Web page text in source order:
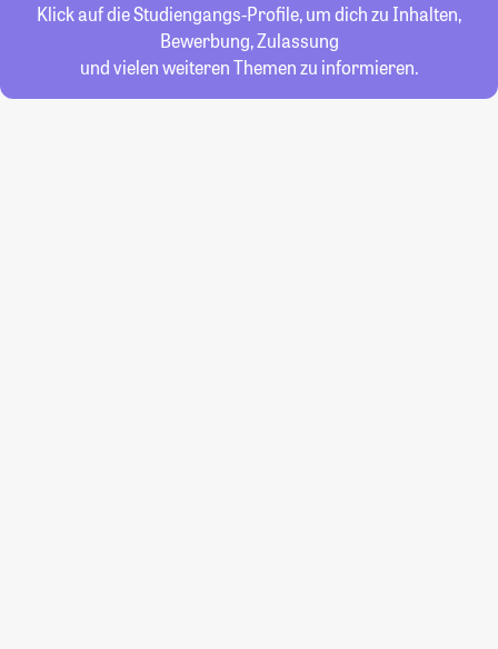
Klick auf die Studiengangs-Profile, um dich zu Inhalten,
Bewerbung, Zulassung
und vielen weiteren Themen zu informieren.